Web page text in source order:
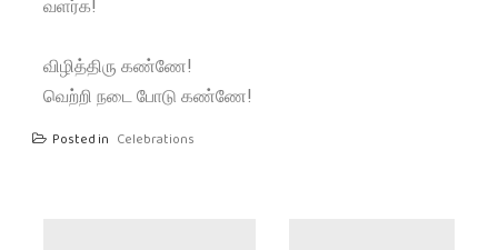
வளர்க!
விழித்திரு கண்ணே!
வெற்றி நடை போடு கண்ணே!
Posted in Celebrations